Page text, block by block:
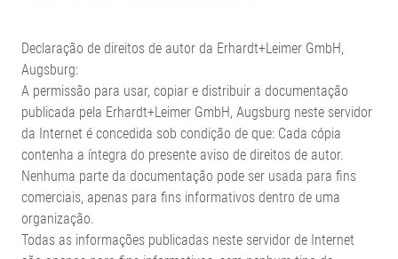
Declaração de direitos de autor da Erhardt+Leimer GmbH,
Augsburg:
A permissão para usar, copiar e distribuir a documentação
publicada pela Erhardt+Leimer GmbH, Augsburg neste servidor
da Internet é concedida sob condição de que: Cada cópia
contenha a íntegra do presente aviso de direitos de autor.
Nenhuma parte da documentação pode ser usada para fins
comerciais, apenas para fins informativos dentro de uma
organização.
Todas as informações publicadas neste servidor de Internet